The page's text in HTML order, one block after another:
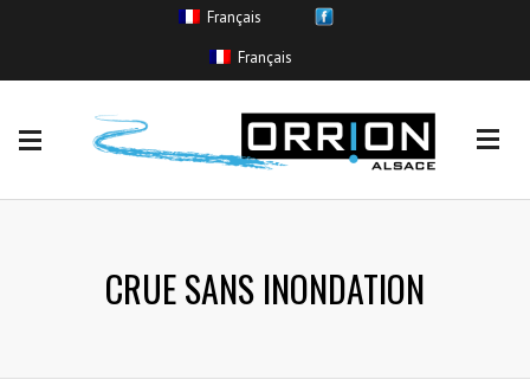
Coulée de boue(11)
Crue sans inondation(265)
Inondation(554)
Français
Français
CRUE SANS INONDATION